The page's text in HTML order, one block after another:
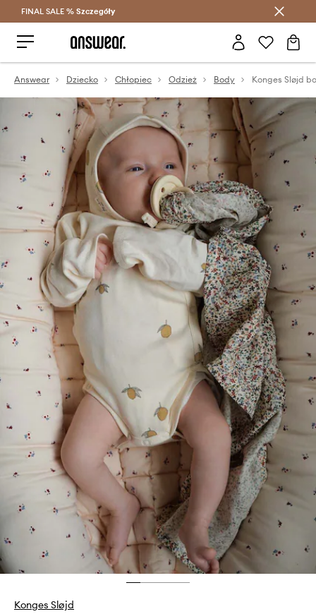
Oszczędzaj z Answear Club >
FINAL SALE % Szczegóły
Answear Dziecko Chłopiec Odzież Body
Konges Sløjd